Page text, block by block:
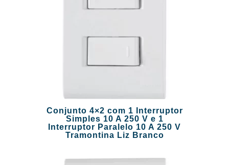
Conjunto 4×2 com 1 Interruptor
Simples 10 A 250 V e 1
Interruptor Paralelo 10 A 250 V
Tramontina Liz Branco